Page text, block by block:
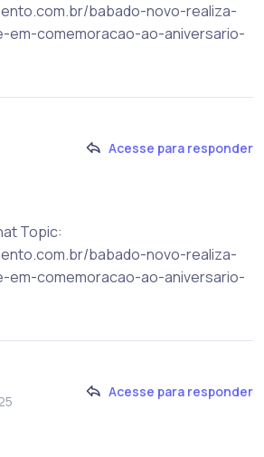
babado-novo-realiza-
em-comemoracao-ao-aniversario-
Acesse para responder
Topic:
babado-novo-realiza-
em-comemoracao-ao-aniversario-
Acesse para responder